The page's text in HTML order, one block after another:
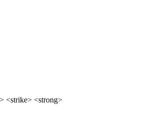
<strike> <strong>